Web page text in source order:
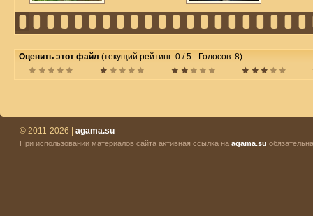
Оценить этот файл (текущий рейтинг: 0 / 5 - Голосов: 8)
© 2011-2026 | agama.su
При использовании материалов сайта активная ссылка на agama.su